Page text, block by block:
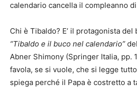
calendario cancella il compleanno
Chi è Tibaldo? E’ il protagonista del
“Tibaldo e il buco nel calendario”
Abner Shimony (Springer Italia, pp.
favola, se si vuole, che si legge
spiega perché il Papa è costretto a